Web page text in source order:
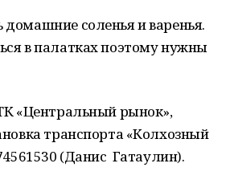
соленья и варенья.
в палатках поэтому нужны
«Центральный рынок»,
транспорта «Колхозный
(Данис Гатаулин).